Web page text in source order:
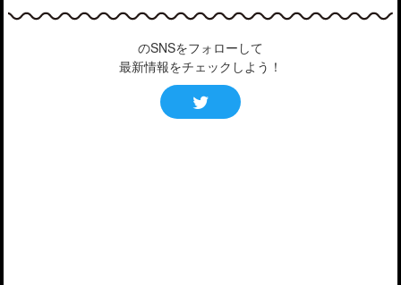
のSNSをフォローして
最新情報をチェックしよう！